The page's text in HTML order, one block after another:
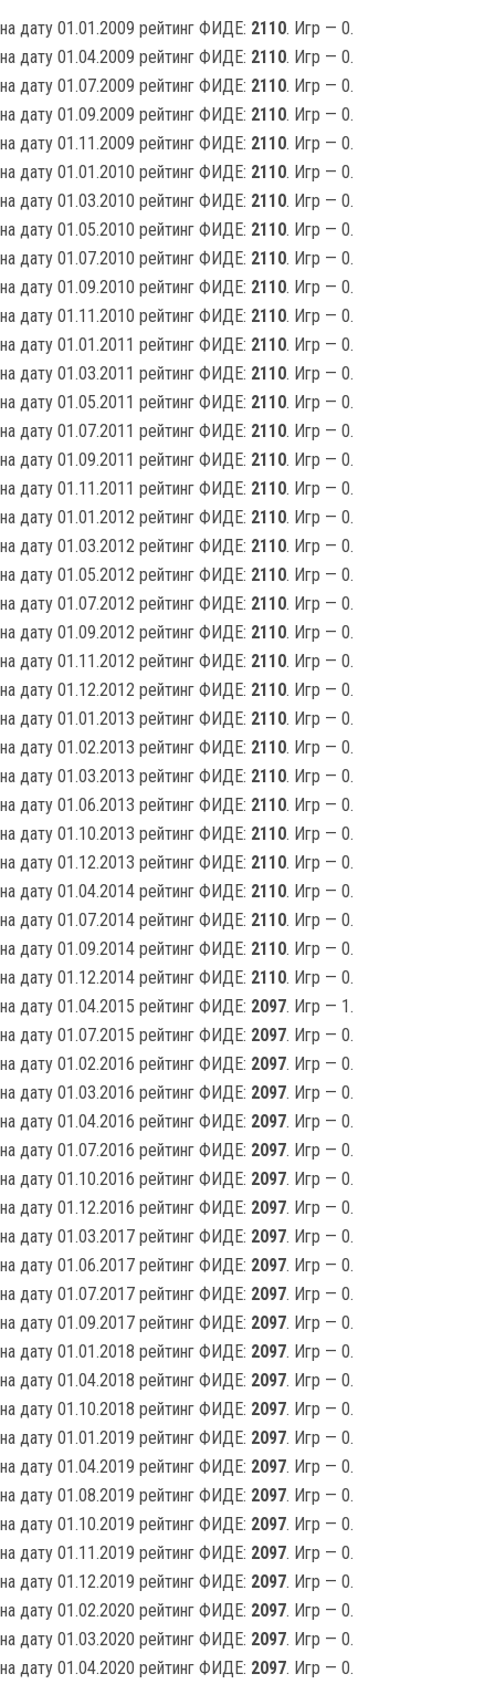
на дату 01.01.2009 рейтинг ФИДЕ: 2110. Игр — 0.
на дату 01.04.2009 рейтинг ФИДЕ: 2110. Игр — 0.
на дату 01.07.2009 рейтинг ФИДЕ: 2110. Игр — 0.
на дату 01.09.2009 рейтинг ФИДЕ: 2110. Игр — 0.
на дату 01.11.2009 рейтинг ФИДЕ: 2110. Игр — 0.
на дату 01.01.2010 рейтинг ФИДЕ: 2110. Игр — 0.
на дату 01.03.2010 рейтинг ФИДЕ: 2110. Игр — 0.
на дату 01.05.2010 рейтинг ФИДЕ: 2110. Игр — 0.
на дату 01.07.2010 рейтинг ФИДЕ: 2110. Игр — 0.
на дату 01.09.2010 рейтинг ФИДЕ: 2110. Игр — 0.
на дату 01.11.2010 рейтинг ФИДЕ: 2110. Игр — 0.
на дату 01.01.2011 рейтинг ФИДЕ: 2110. Игр — 0.
на дату 01.03.2011 рейтинг ФИДЕ: 2110. Игр — 0.
на дату 01.05.2011 рейтинг ФИДЕ: 2110. Игр — 0.
на дату 01.07.2011 рейтинг ФИДЕ: 2110. Игр — 0.
на дату 01.09.2011 рейтинг ФИДЕ: 2110. Игр — 0.
на дату 01.11.2011 рейтинг ФИДЕ: 2110. Игр — 0.
на дату 01.01.2012 рейтинг ФИДЕ: 2110. Игр — 0.
на дату 01.03.2012 рейтинг ФИДЕ: 2110. Игр — 0.
на дату 01.05.2012 рейтинг ФИДЕ: 2110. Игр — 0.
на дату 01.07.2012 рейтинг ФИДЕ: 2110. Игр — 0.
на дату 01.09.2012 рейтинг ФИДЕ: 2110. Игр — 0.
на дату 01.11.2012 рейтинг ФИДЕ: 2110. Игр — 0.
на дату 01.12.2012 рейтинг ФИДЕ: 2110. Игр — 0.
на дату 01.01.2013 рейтинг ФИДЕ: 2110. Игр — 0.
на дату 01.02.2013 рейтинг ФИДЕ: 2110. Игр — 0.
на дату 01.03.2013 рейтинг ФИДЕ: 2110. Игр — 0.
на дату 01.06.2013 рейтинг ФИДЕ: 2110. Игр — 0.
на дату 01.10.2013 рейтинг ФИДЕ: 2110. Игр — 0.
на дату 01.12.2013 рейтинг ФИДЕ: 2110. Игр — 0.
на дату 01.04.2014 рейтинг ФИДЕ: 2110. Игр — 0.
на дату 01.07.2014 рейтинг ФИДЕ: 2110. Игр — 0.
на дату 01.09.2014 рейтинг ФИДЕ: 2110. Игр — 0.
на дату 01.12.2014 рейтинг ФИДЕ: 2110. Игр — 0.
на дату 01.04.2015 рейтинг ФИДЕ: 2097. Игр — 1.
на дату 01.07.2015 рейтинг ФИДЕ: 2097. Игр — 0.
на дату 01.02.2016 рейтинг ФИДЕ: 2097. Игр — 0.
на дату 01.03.2016 рейтинг ФИДЕ: 2097. Игр — 0.
на дату 01.04.2016 рейтинг ФИДЕ: 2097. Игр — 0.
на дату 01.07.2016 рейтинг ФИДЕ: 2097. Игр — 0.
на дату 01.10.2016 рейтинг ФИДЕ: 2097. Игр — 0.
на дату 01.12.2016 рейтинг ФИДЕ: 2097. Игр — 0.
на дату 01.03.2017 рейтинг ФИДЕ: 2097. Игр — 0.
на дату 01.06.2017 рейтинг ФИДЕ: 2097. Игр — 0.
на дату 01.07.2017 рейтинг ФИДЕ: 2097. Игр — 0.
на дату 01.09.2017 рейтинг ФИДЕ: 2097. Игр — 0.
на дату 01.01.2018 рейтинг ФИДЕ: 2097. Игр — 0.
на дату 01.04.2018 рейтинг ФИДЕ: 2097. Игр — 0.
на дату 01.10.2018 рейтинг ФИДЕ: 2097. Игр — 0.
на дату 01.01.2019 рейтинг ФИДЕ: 2097. Игр — 0.
на дату 01.04.2019 рейтинг ФИДЕ: 2097. Игр — 0.
на дату 01.08.2019 рейтинг ФИДЕ: 2097. Игр — 0.
на дату 01.10.2019 рейтинг ФИДЕ: 2097. Игр — 0.
на дату 01.11.2019 рейтинг ФИДЕ: 2097. Игр — 0.
на дату 01.12.2019 рейтинг ФИДЕ: 2097. Игр — 0.
на дату 01.02.2020 рейтинг ФИДЕ: 2097. Игр — 0.
на дату 01.03.2020 рейтинг ФИДЕ: 2097. Игр — 0.
на дату 01.04.2020 рейтинг ФИДЕ: 2097. Игр — 0.